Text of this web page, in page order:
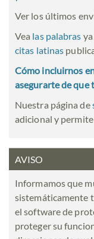
Ver los últimos
Vea las palabras
citas latinas
Cómo incluirnos
asegurarte de que
Nuestra página de
adicional y
AVISO
Informamos que
sistemáticamente
el software de
proteger su